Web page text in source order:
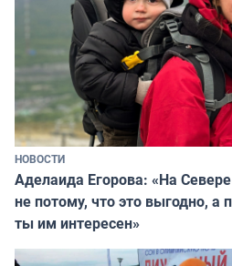
НОВОСТИ
Аделаида Егорова: «На
не потому, что это выгодно, а
ты им интересен»